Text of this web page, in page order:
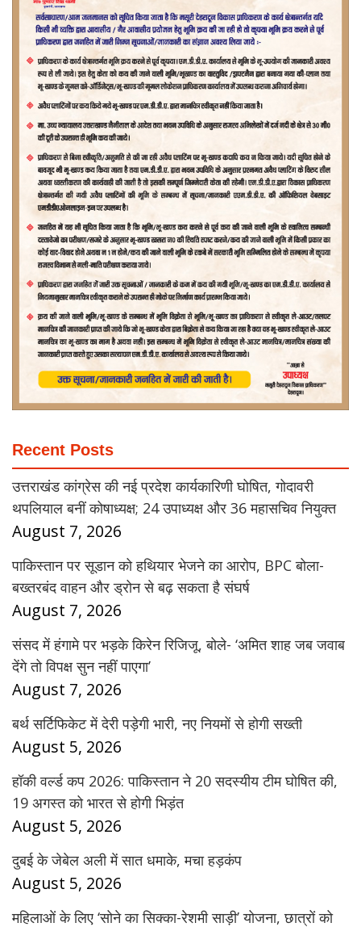
Recent Posts
उत्तराखंड कांग्रेस की नई प्रदेश कार्यकारिणी घोषित, गोदावरी
थपलियाल बनीं कोषाध्यक्ष; 24 उपाध्यक्ष और 36 महासचिव नियुक्त
August 7, 2026
पाकिस्तान पर सूडान को हथियार भेजने का आरोप, BPC बोला-
बख्तरबंद वाहन और ड्रोन से बढ़ सकता है संघर्ष
August 7, 2026
संसद में हंगामे पर भड़के किरेन रिजिजू, बोले- ‘अमित शाह जब जवाब
देंगे तो विपक्ष सुन नहीं पाएगा’
August 7, 2026
बर्थ सर्टिफिकेट में देरी पड़ेगी भारी, नए नियमों से होगी सख्ती
August 5, 2026
हॉकी वर्ल्ड कप 2026: पाकिस्तान ने 20 सदस्यीय टीम घोषित की,
19 अगस्त को भारत से होगी भिड़ंत
August 5, 2026
दुबई के जेबेल अली में सात धमाके, मचा हड़कंप
August 5, 2026
महिलाओं के लिए ‘सोने का सिक्का-रेशमी साड़ी’ योजना, छात्रों को